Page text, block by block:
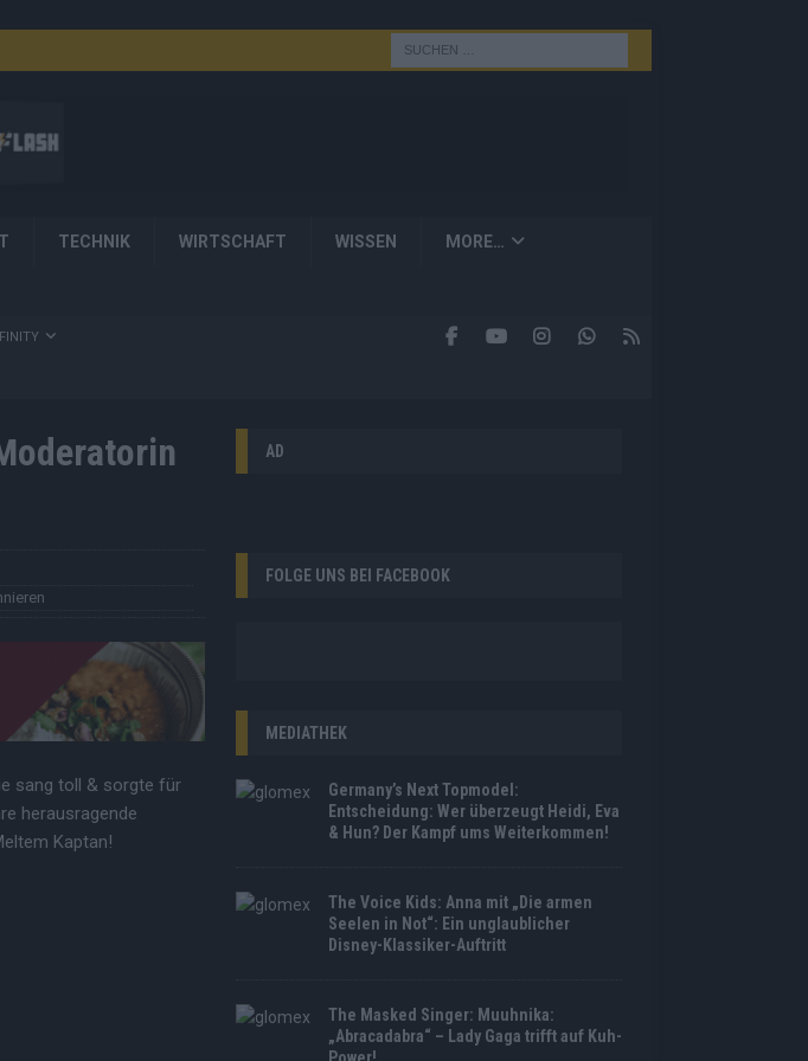
TECHNIK WIRTSCHAFT WISSEN MORE…
sang toll & sorgte für
herausragende
Kaptan!
AD
FOLGE UNS BEI FACEBOOK
MEDIATHEK
Germany’s Next Topmodel:
Entscheidung: Wer überzeugt Heidi, Eva
& Hun? Der Kampf ums Weiterkommen!
The Voice Kids: Anna mit „Die armen
Seelen in Not“: Ein unglaublicher
Disney-Klassiker-Auftritt
The Masked Singer: Muuhnika:
„Abracadabra“ – Lady Gaga trifft auf Kuh-